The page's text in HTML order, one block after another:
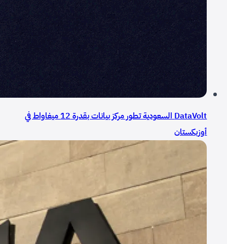
DataVolt السعودية تطور مركز بيانات بقدرة 12 ميغاواط في
أوزبكستان